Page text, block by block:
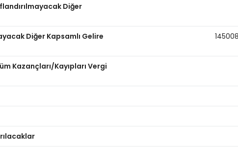
Diğer
Diğer Kapsamlı Gelire
Kazançları/Kayıpları Vergi